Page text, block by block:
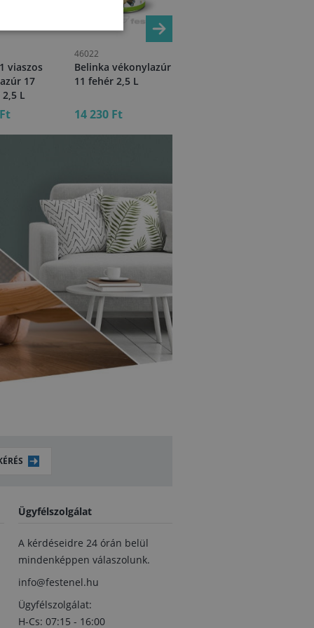
viaszos
17
L
46022
Belinka vékonylazúr
11 fehér 2,5 L
14 230 Ft
Ügyfélszolgálat
A kérdéseidre 24 órán belül
mindenképpen válaszolunk.
info@festenel.hu
Ügyfélszolgálat:
H-Cs: 07:15 - 16:00